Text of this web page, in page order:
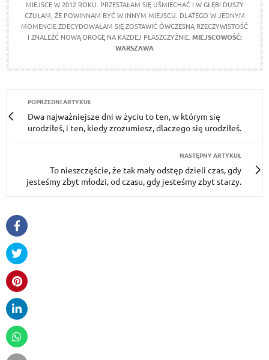
MIEJSCE W 2012 ROKU. PRZESTAŁAM SIĘ UŚMIECHAĆ I W GŁĘBI DUSZY
CZUŁAM, ŻE POWINNAM BYĆ W INNYM MIEJSCU. DLATEGO W JEDNYM
MOMENCIE ZDECYDOWAŁAM SIĘ ZOSTAWIĆ ÓWCZESNĄ RZECZYWISTOŚĆ
I ZNALEŹĆ NOWĄ DROGĘ NA KAŻDEJ PŁASZCZYŹNIE. MIEJSCOWOŚĆ:
WARSZAWA
POPRZEDNI ARTYKUŁ
Dwa najważniejsze dni w życiu to ten, w którym się
urodziłeś, i ten, kiedy zrozumiesz, dlaczego się urodziłeś.
NASTĘPNY ARTYKUŁ
To nieszczęście, że tak mały odstęp dzieli czas, gdy
jesteśmy zbyt młodzi, od czasu, gdy jesteśmy zbyt starzy.